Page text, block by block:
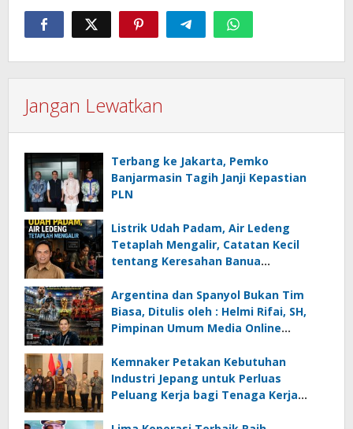
Jangan Lewatkan
Terbang ke Jakarta, Pemko
Banjarmasin Tagih Janji Kepastian
PLN
Listrik Udah Padam, Air Ledeng
Tetaplah Mengalir, Catatan Kecil
tentang Keresahan Banua
Ancaman Lingkungan, Oleh : Helmi
Rifai, SH
Argentina dan Spanyol Bukan Tim
Biasa, Ditulis oleh : Helmi Rifai, SH,
Pimpinan Umum Media Online
Kemnaker Petakan Kebutuhan
Industri Jepang untuk Perluas
Peluang Kerja bagi Tenaga Kerja